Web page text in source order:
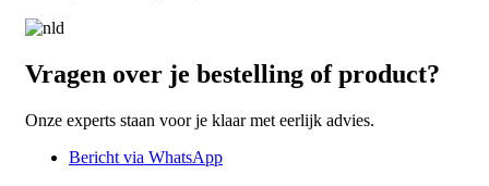
Vragen over je bestelling of product?
Onze experts staan voor je klaar met eerlijk advies.
Bericht via WhatsApp